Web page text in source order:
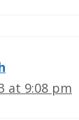
at 9:08 pm